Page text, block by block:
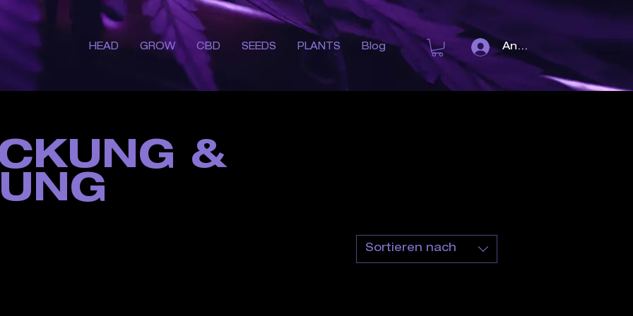
HEAD GROW CBD SEEDS PLANTS Blog Anmelden
&
Sortieren nach